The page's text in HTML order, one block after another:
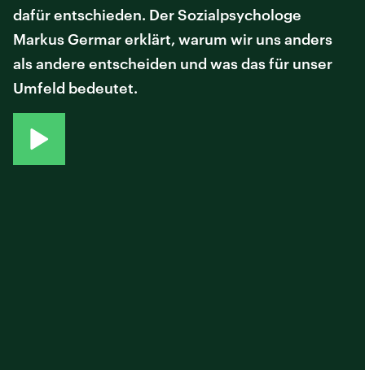
dafür entschieden. Der Sozialpsychologe
Markus Germar erklärt, warum wir uns anders
als andere entscheiden und was das für unser
Umfeld bedeutet.